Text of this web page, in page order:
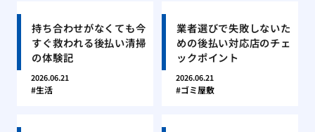
持ち合わせがなくても今
すぐ救われる後払い清掃
の体験記
2026.06.21
生活
業者選びで失敗しないた
めの後払い対応店のチェ
ックポイント
2026.06.21
ゴミ屋敷